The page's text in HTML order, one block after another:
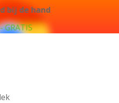
bij de hand
GRATIS